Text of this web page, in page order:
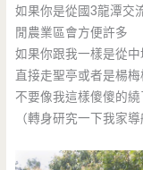
如果你是從國3龍潭交
閒農業區會方便許多
如果你跟我一樣是從
直接走聖亭或者是楊
不要像我這樣傻傻的
（轉身研究一下我家